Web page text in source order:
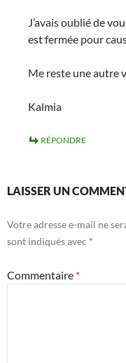
J’avais oublié de
est fermée pour
Me reste une autre
Kalmia
RÉPONDRE
LAISSER UN
Votre adresse e-mail ne
sont indiqués avec *
Commentaire *